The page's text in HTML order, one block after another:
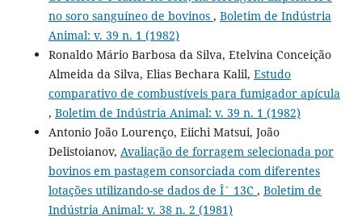
no soro sanguíneo de bovinos , Boletim de Indústria
Animal: v. 39 n. 1 (1982)
Ronaldo Mário Barbosa da Silva, Etelvina Conceição
Almeida da Silva, Elias Bechara Kalil, Estudo
comparativo de combustíveis para fumigador apícula
, Boletim de Indústria Animal: v. 39 n. 1 (1982)
Antonio João Lourenço, Eiichi Matsui, João
Delistoianov, Avaliação de forragem selecionada por
bovinos em pastagem consorciada com diferentes
lotações utilizando-se dados de Î´ 13C , Boletim de
Indústria Animal: v. 38 n. 2 (1981)